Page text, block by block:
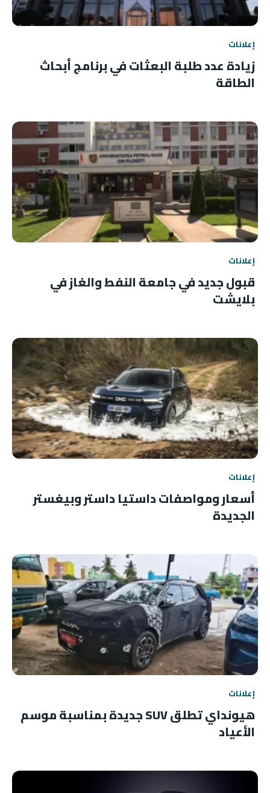
إعلانات
زيادة عدد طلبة البعثات في برنامج أبحاث
الطاقة
إعلانات
قبول جديد في جامعة النفط والغاز في
بلايشت
إعلانات
أسعار ومواصفات داستيا داستر وبيغستر
الجديدة
إعلانات
هيونداي تطلق SUV جديدة بمناسبة موسم
الأعياد